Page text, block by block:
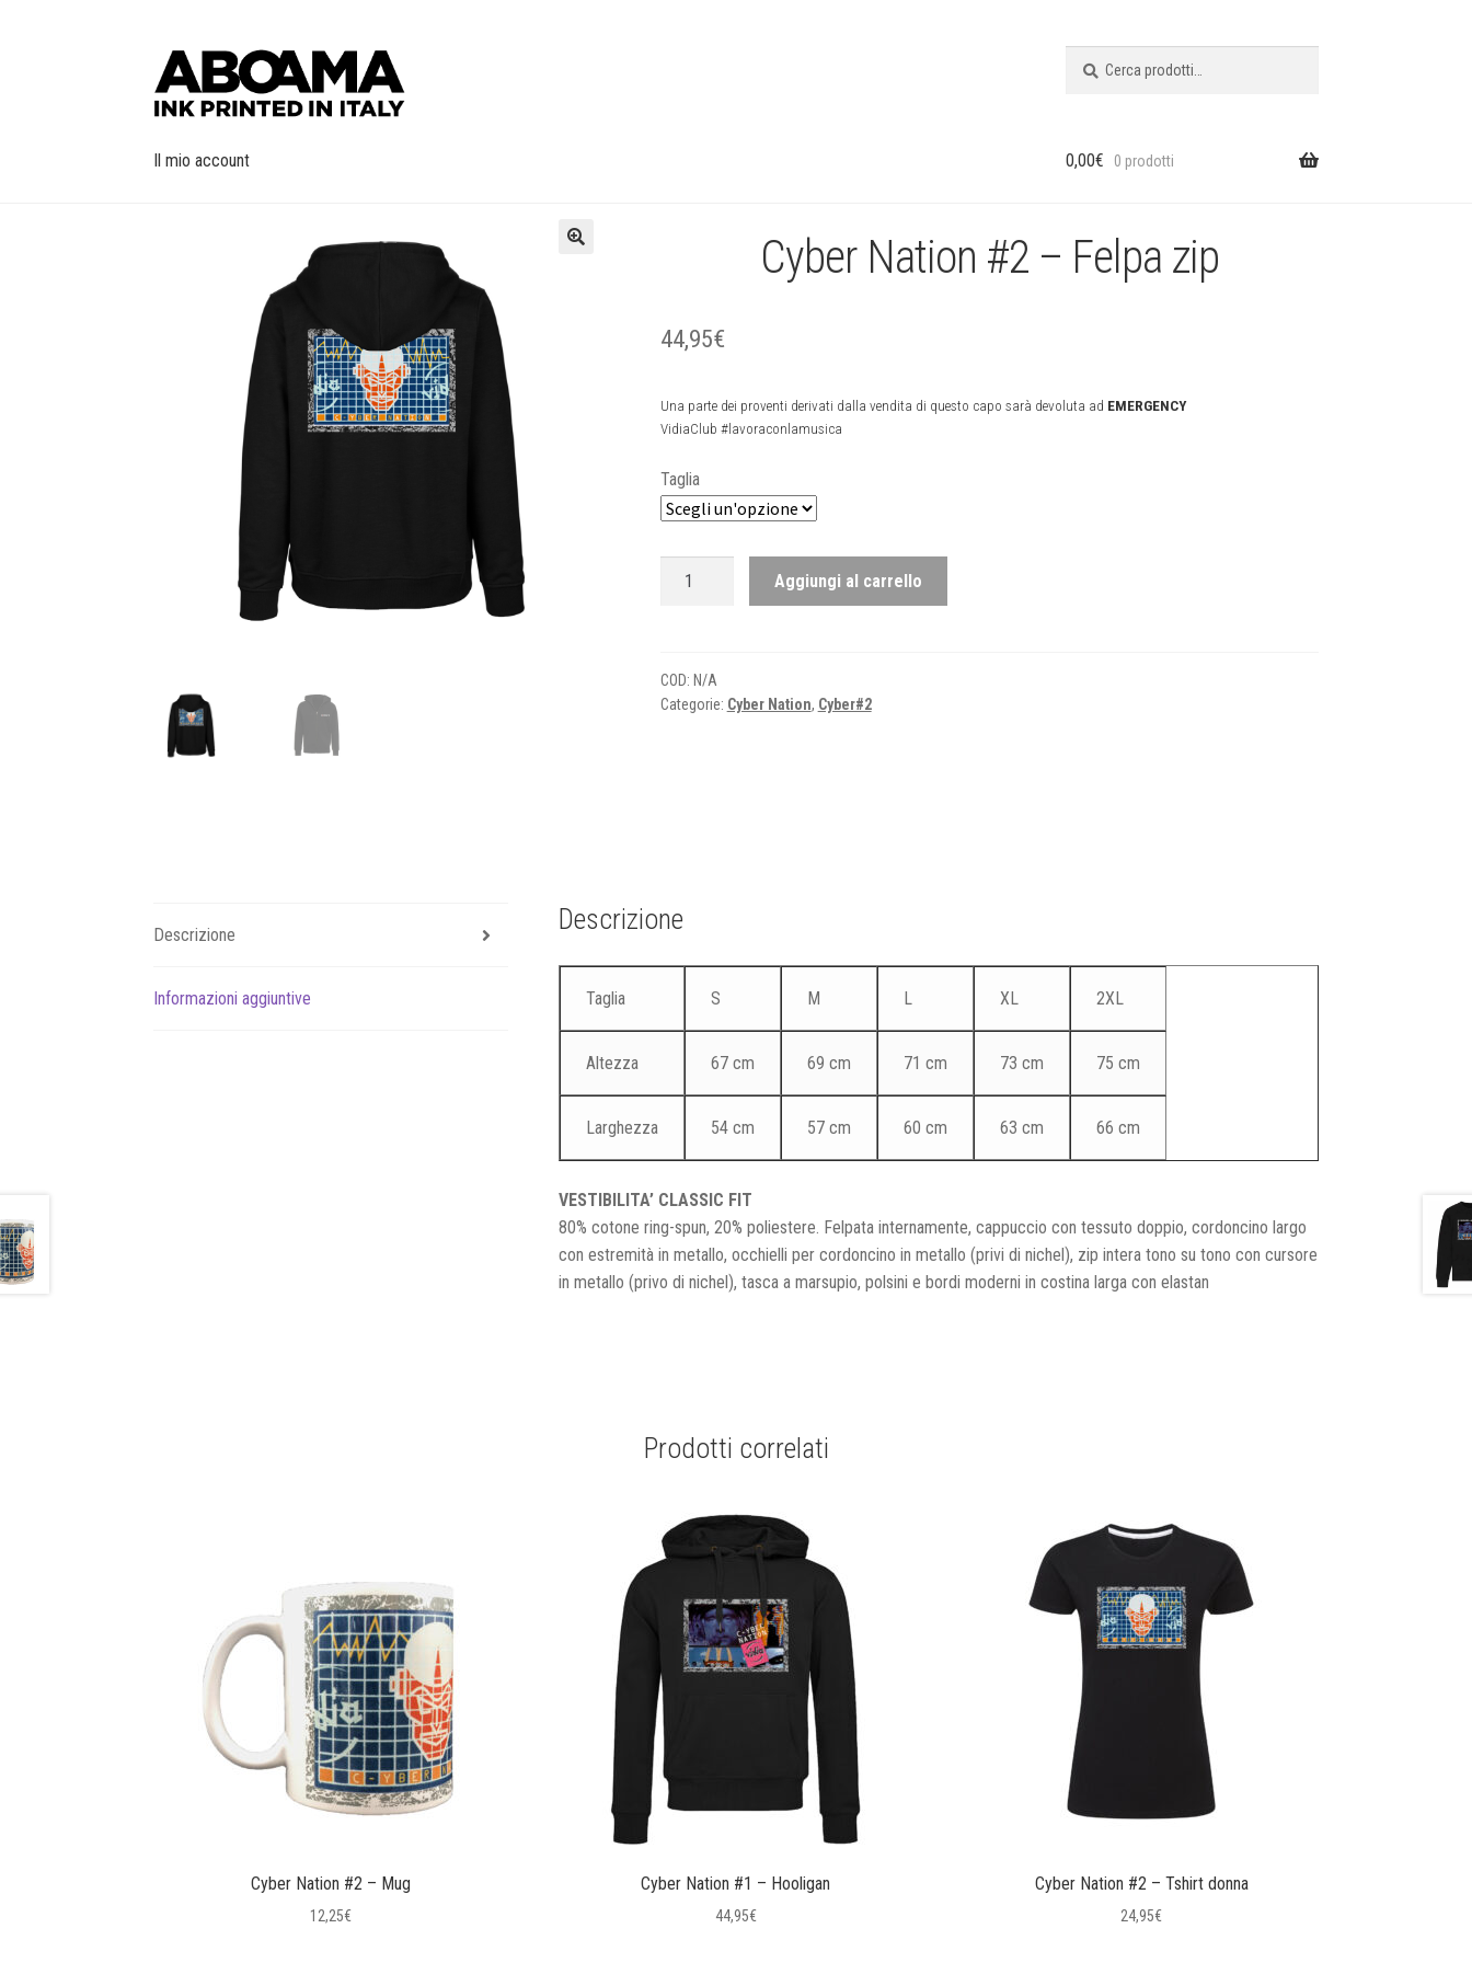
Vai
alla
navigazione
Vai
al
contenuto
Il mio account 0,00€ 0 prodotti
Cyber Nation #2 – Felpa zip
44,95€
Una parte dei proventi derivati dalla vendita di questo capo sarà devoluta ad EMERGENCY
VidiaClub #lavoraconlamusica
Taglia
Cyber
Felpa
zip
Aggiungi al carrello
COD: N/A
Categorie: Cyber Nation, Cyber#2
Descrizione
Informazioni aggiuntive
Descrizione
Taglia S M L XL 2XL
Altezza 67 cm 69 cm 71 cm 73 cm 75 cm
Larghezza 54 cm 57 cm 60 cm 63 cm 66 cm
VESTIBILITA’ CLASSIC FIT
80% cotone ring-spun, 20% poliestere. Felpata internamente, cappuccio con tessuto doppio, cordoncino largo
con estremità in metallo, occhielli per cordoncino in metallo (privi di nichel), zip intera tono su tono con cursore
in metallo (privo di nichel), tasca a marsupio, polsini e bordi moderni in costina larga con elastan
Prodotti correlati
Cyber Nation #2 – Mug
12,25€
Cyber Nation #1 – Hooligan
44,95€
Cyber Nation #2 – Tshirt donna
24,95€